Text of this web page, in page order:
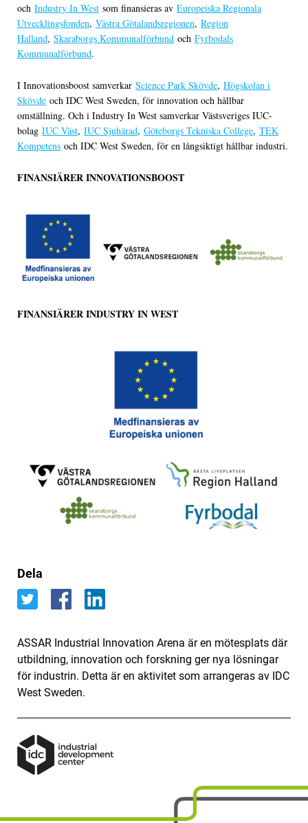
och Industry In West som finansieras av Europeiska Regionala
Utvecklingsfonden, Västra Götalandsregionen, Region
Halland, Skaraborgs Kommunalförbund och Fyrbodals
Kommunalförbund.
I Innovationsboost samverkar Science Park Skövde, Högskolan i
Skövde och IDC West Sweden, för innovation och hållbar
omställning. Och i Industry In West samverkar Västsveriges IUC-
bolag IUC Väst, IUC Sjuhärad, Göteborgs Tekniska College, TEK
Kompetens och IDC West Sweden, för en långsiktigt hållbar industri.
FINANSIÄRER INNOVATIONSBOOST
FINANSIÄRER INDUSTRY IN WEST
Dela
ASSAR Industrial Innovation Arena är en mötesplats där
utbildning, innovation och forskning ger nya lösningar
för industrin. Detta är en aktivitet som arrangeras av IDC
West Sweden.